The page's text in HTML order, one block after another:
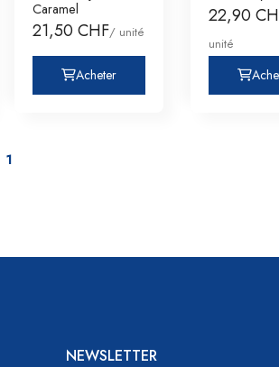
Caramel
21,50 CHF/ unité
Acheter
22,90
unité
1
NEWSLETTER